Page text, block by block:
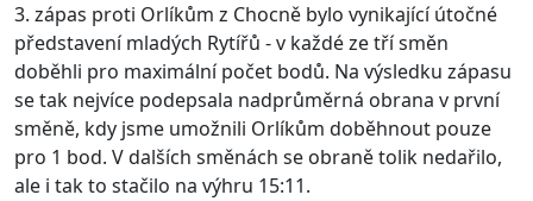
3. zápas proti Orlíkům z Chocně bylo vynikající útočné
představení mladých Rytířů - v každé ze tří směn
doběhli pro maximální počet bodů. Na výsledku zápasu
se tak nejvíce podepsala nadprůměrná obrana v první
směně, kdy jsme umožnili Orlíkům doběhnout pouze
pro 1 bod. V dalších směnách se obraně tolik nedařilo,
ale i tak to stačilo na výhru 15:11.